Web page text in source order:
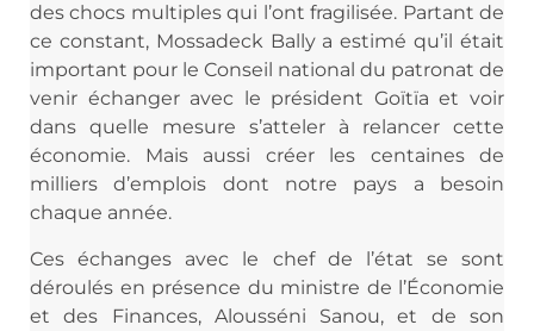
des chocs multiples qui l’ont fragilisée. Partant de
ce constant, Mossadeck Bally a estimé qu’il était
important pour le Conseil national du patronat de
venir échanger avec le président Goïtïa et voir
dans quelle mesure s’atteler à relancer cette
économie. Mais aussi créer les centaines de
milliers d’emplois dont notre pays a besoin
chaque année.
Ces échanges avec le chef de l’état se sont
déroulés en présence du ministre de l’Économie
et des Finances, Alousséni Sanou, et de son